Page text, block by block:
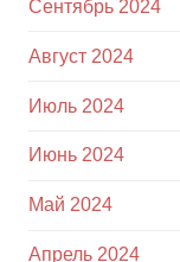
Сентябрь 2024
Август 2024
Июль 2024
Июнь 2024
Май 2024
Апрель 2024